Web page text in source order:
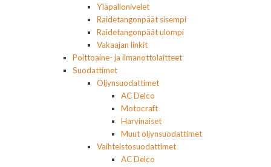
Yläpallonivelet
Raidetangonpäät sisempi
Raidetangonpäät ulompi
Vakaajan linkit
Polttoaine- ja ilmanottolaitteet
Suodattimet
Öljynsuodattimet
AC Delco
Motocraft
Harvinaiset
Muut öljynsuodattimet
Vaihteistosuodattimet
AC Delco